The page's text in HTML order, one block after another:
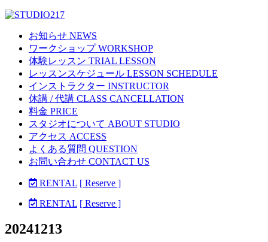
お知らせ NEWS
ワークショップ WORKSHOP
体験レッスン TRIAL LESSON
レッスンスケジュール LESSON SCHEDULE
インストラクター INSTRUCTOR
休講 / 代講 CLASS CANCELLATION
料金 PRICE
スタジオについて ABOUT STUDIO
アクセス ACCESS
よくある質問 QUESTION
お問い合わせ CONTACT US
RENTAL [ Reserve ]
RENTAL [ Reserve ]
20241213